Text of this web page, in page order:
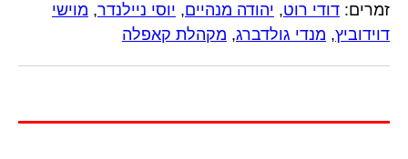
זמרים: דודי רוט, יהודה מנהיים, יוסי ניילנדר, מוישי
דוידוביץ, מנדי גולדברג, מקהלת קאפלה